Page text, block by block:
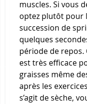
muscles. Si vous
optez plutôt pour
succession de
quelques
période de repos.
est très efficace
graisses même
après les
s’agit de sèche,